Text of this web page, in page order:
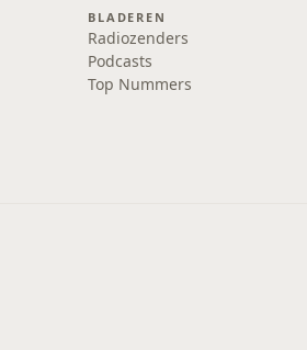
BLADEREN
Radiozenders
Podcasts
Top Nummers